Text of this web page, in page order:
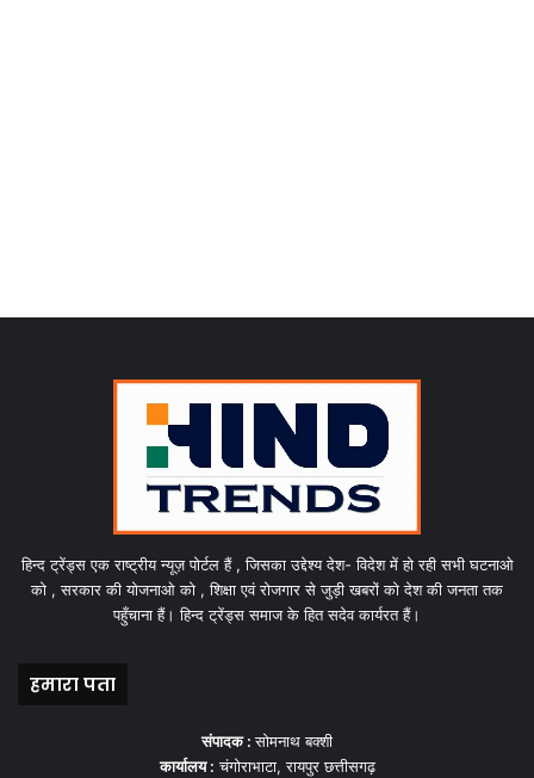
हिन्द ट्रेंड्स एक राष्ट्रीय न्यूज़ पोर्टल हैं , जिसका उद्देश्य देश- विदेश में हो रही सभी घटनाओ
को , सरकार की योजनाओ को , शिक्षा एवं रोजगार से जुड़ी खबरों को देश की जनता तक
पहुँचाना हैं। हिन्द ट्रेंड्स समाज के हित सदेव कार्यरत हैं।
हमारा पता
संपादक :सोमनाथ बक्शी
कार्यालय : चंगोराभाटा, रायपुर छत्तीसगढ़